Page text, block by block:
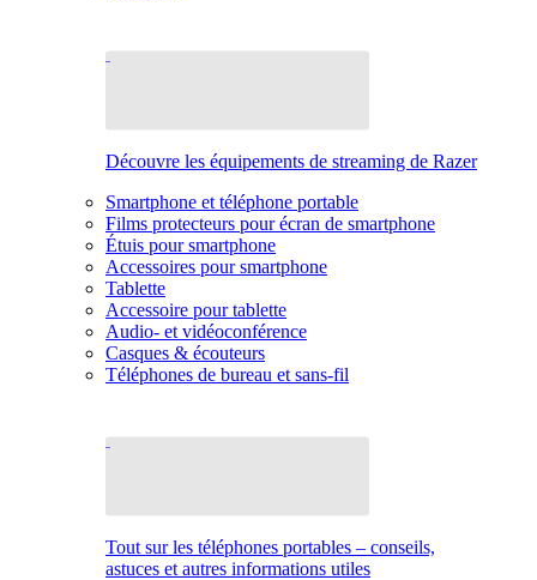
Découvre les équipements de streaming de Razer
Smartphone et téléphone portable
Films protecteurs pour écran de smartphone
Étuis pour smartphone
Accessoires pour smartphone
Tablette
Accessoire pour tablette
Audio- et vidéoconférence
Casques & écouteurs
Téléphones de bureau et sans-fil
Tout sur les téléphones portables – conseils,
astuces et autres informations utiles